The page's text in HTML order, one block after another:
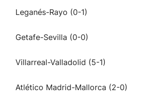
Leganés-Rayo (0-1)
Getafe-Sevilla (0-0)
Villarreal-Valladolid (5-1)
Atlético Madrid-Mallorca (2-0)